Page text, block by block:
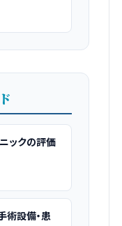
ックの評価
術設備・患